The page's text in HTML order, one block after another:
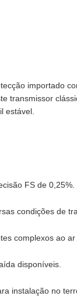
importado
transmissor
estável.
FS de 0,25%.
condições de
complexos ao ar
disponíveis.
instalação no